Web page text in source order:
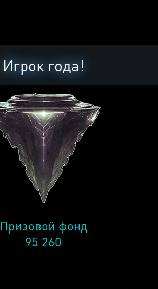
Игрок года!
Призовой фонд
95 260